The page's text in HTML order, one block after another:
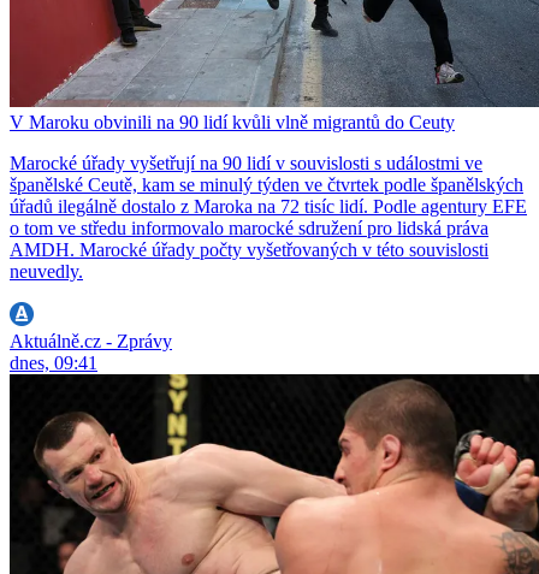
V Maroku obvinili na 90 lidí kvůli vlně migrantů do Ceuty
Marocké úřady vyšetřují na 90 lidí v souvislosti s událostmi ve
španělské Ceutě, kam se minulý týden ve čtvrtek podle španělských
úřadů ilegálně dostalo z Maroka na 72 tisíc lidí. Podle agentury EFE
o tom ve středu informovalo marocké sdružení pro lidská práva
AMDH. Marocké úřady počty vyšetřovaných v této souvislosti
neuvedly.
Aktuálně.cz - Zprávy
dnes, 09:41